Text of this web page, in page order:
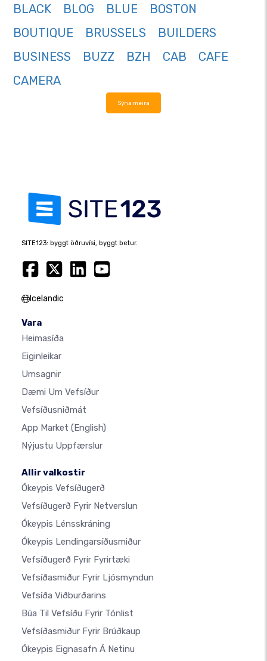
BLACK
BLOG BLUE
BOSTON
BOUTIQUE
BRUSSELS
BUILDERS
BUSINESS
BUZZ BZH CAB
CAFE
CAMERA
Sýna meira
SITE123: byggt öðruvísi, byggt betur.
Icelandic
Vara
Heimasíða
Eiginleikar
Umsagnir
Dæmi Um Vefsíður
Vefsíðusniðmát
App Market (English)
Nýjustu Uppfærslur
Allir valkostir
Ókeypis Vefsíðugerð
Vefsíðugerð Fyrir Netverslun
Ókeypis Lénsskráning
Ókeypis Lendingarsíðusmiður
Vefsíðugerð Fyrir Fyrirtæki
Vefsíðasmiður Fyrir Ljósmyndun
Vefsíða Viðburðarins
Búa Til Vefsíðu Fyrir Tónlist
Vefsíðasmiður Fyrir Brúðkaup
Ókeypis Eignasafn Á Netinu